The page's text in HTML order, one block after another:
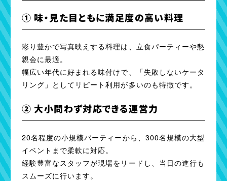
① 味・見た目ともに満足度の高い料理
彩り豊かで写真映えする料理は、立食パーティーや懇
親会に最適。
幅広い年代に好まれる味付けで、「失敗しないケータ
リング」としてリピート利用が多いのも特徴です。
② 大小問わず対応できる運営力
20名程度の小規模パーティーから、300名規模の大型
イベントまで柔軟に対応。
経験豊富なスタッフが現場をリードし、当日の進行も
スムーズに行います。